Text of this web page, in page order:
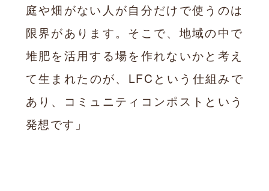
庭や畑がない人が自分だけで使うのは
限界があります。そこで、地域の中で
堆肥を活用する場を作れないかと考え
て生まれたのが、LFCという仕組みで
あり、コミュニティコンポストという
発想です」